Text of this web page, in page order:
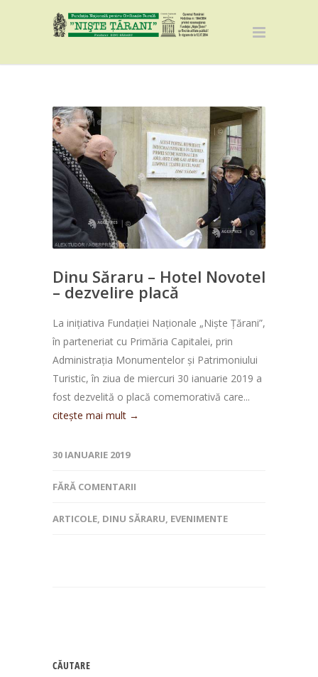
Dinu Săraru – Hotel Novotel
– dezvelire placă
La iniţiativa Fundaţiei Naționale „Nişte Ţărani”,
în parteneriat cu Primăria Capitalei, prin
Administraţia Monumentelor şi Patrimoniului
Turistic, în ziua de miercuri 30 ianuarie 2019 a
fost dezvelită o placă comemorativă care...
citește mai mult →
30 IANUARIE 2019
FĂRĂ COMENTARII
ARTICOLE, DINU SĂRARU, EVENIMENTE
CĂUTARE